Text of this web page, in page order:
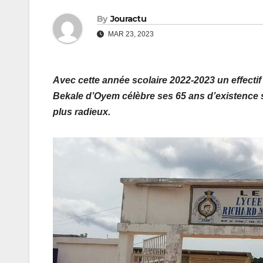
By Jouractu
MAR 23, 2023
Avec cette année scolaire 2022-2023 un
Bekale d’Oyem célèbre ses 65 ans
plus radieux.